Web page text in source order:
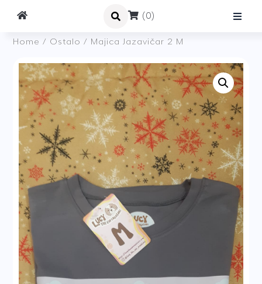
(0)
Home / Ostalo / Majica Jazavičar 2 M